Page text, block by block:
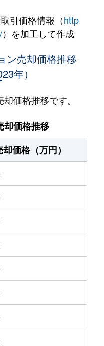
伊川谷
徒歩45
西神南
西神南
西神南
西神南
引価格情報（http
）を加工して作成
ン売却価格推移
年）
価格推移です。
却価格推移
却価格（万円）